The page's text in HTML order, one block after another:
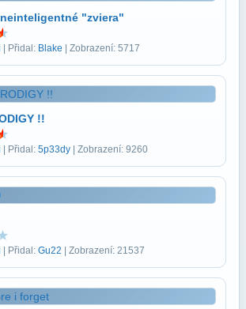
"zviera"
| Přidal: Blake | Zobrazení: 5717
!!
| Přidal: 5p33dy | Zobrazení: 9260
| Přidal: Gu22 | Zobrazení: 21537